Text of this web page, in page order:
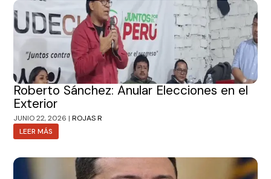
Roberto Sánchez: Anular Elecciones en el
Exterior
JUNIO 22, 2026 |ROJAS R
LEER MÁS